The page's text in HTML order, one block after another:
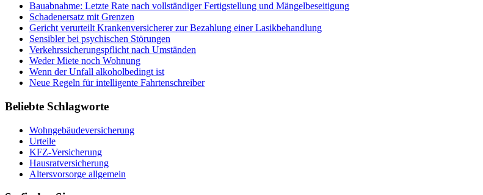
Bauabnahme: Letzte Rate nach vollständiger Fertigstellung und Mängelbeseitigung
Schadenersatz mit Grenzen
Gericht verurteilt Krankenversicherer zur Bezahlung einer Lasikbehandlung
Sensibler bei psychischen Störungen
Verkehrssicherungspflicht nach Umständen
Weder Miete noch Wohnung
Wenn der Unfall alkoholbedingt ist
Neue Regeln für intelligente Fahrtenschreiber
Beliebte Schlagworte
Wohngebäudeversicherung
Urteile
KFZ-Versicherung
Hausratversicherung
Altersvorsorge allgemein